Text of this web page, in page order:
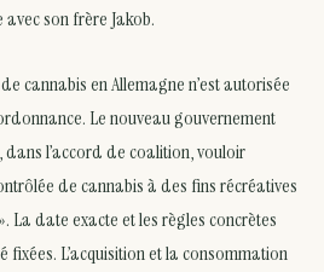
avec son frère Jakob.
cannabis en Allemagne n’est autorisée
Le nouveau gouvernement
l’accord de coalition, vouloir
de cannabis à des fins récréatives
La date exacte et les règles concrètes
fixées. L’acquisition et la consommation